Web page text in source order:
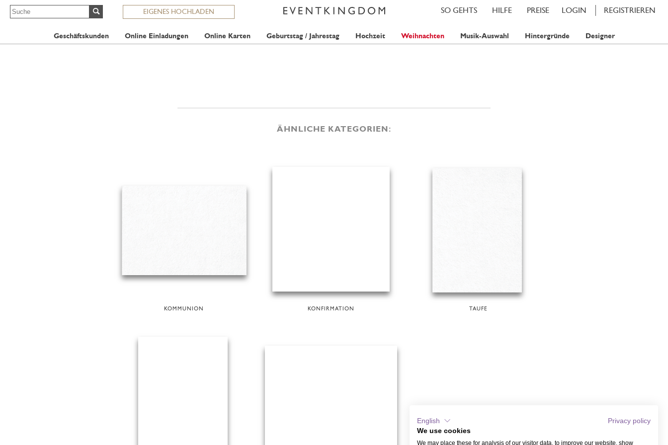
EIGENES HOCHLADEN LOGIN REGISTRIEREN
PREISE
HILFE
SO GEHTS
Geschäftskunden Online Einladungen Online Karten Geburtstag / Jahrestag Hochzeit Weihnachten Musik-Auswahl Hintergründe Designer
ÄHNLICHE KATEGORIEN:
KOMMUNION KONFIRMATION TAUFE
English
Privacy policy
We use cookies
We may place these for analysis of our visitor data, to improve our website, show